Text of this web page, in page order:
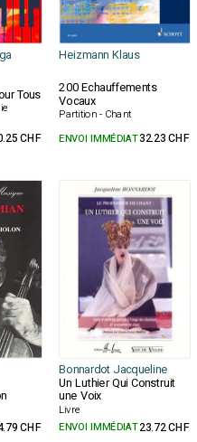
Heizmann Klaus
Tous 200 Echauffements
Vocaux
Partition - Chant
CHF ENVOI IMMÉDIAT32.23 CHF
Bonnardot Jacqueline
Un Luthier Qui Construit
une Voix
Livre
CHF ENVOI IMMÉDIAT23.72 CHF